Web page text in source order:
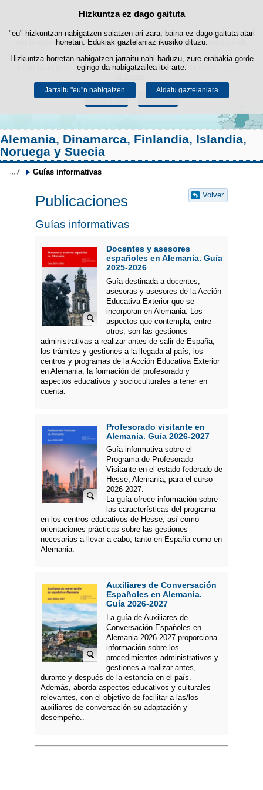
Cookie politika
Webgune honek berezko cookie-ak erabiltzen ditu nabigazioa errazteko
eta hirugarrenen cookie-ak erabilera- eta gogobetetasun-estatistikak
Informazio gehiago lor dezakezu gure "Cookie-ak" atalean,
Onartu Ukatu
Hizkuntza ez dago gaituta
"eu" hizkuntzan nabigatzen saiatzen ari zara, baina ez dago gaituta atari
honetan. Edukiak gaztelaniaz ikusiko dituzu.
Hizkuntza horretan nabigatzen jarraitu nahi baduzu, zure erabakia gorde
egingo da nabigatzailea itxi arte.
Jarraitu "eu"n nabigatzen Aldatu gaztelaniara
Edukira salto egin
Alemania, Dinamarca, Finlandia, Islandia,
Noruega y Suecia
Guías informativas
Volver
Publicaciones
Guías informativas
Docentes y asesores
españoles en Alemania. Guía
2025-2026
Guía destinada a docentes,
asesoras y asesores de la Acción
Educativa Exterior que se
incorporan en Alemania. Los
aspectos que contempla, entre
otros, son las gestiones
administrativas a realizar antes de salir de España,
los trámites y gestiones a la llegada al país, los
centros y programas de la Acción Educativa Exterior
en Alemania, la formación del profesorado y
aspectos educativos y socioculturales a tener en
cuenta.
Profesorado visitante en
Alemania. Guía 2026-2027
Guía informativa sobre el
Programa de Profesorado
Visitante en el estado federado de
Hesse, Alemania, para el curso
2026-2027.
La guía ofrece información sobre
las características del programa
en los centros educativos de Hesse, así como
orientaciones prácticas sobre las gestiones
necesarias a llevar a cabo, tanto en España como en
Alemania.
Auxiliares de Conversación
Españoles en Alemania.
Guía 2026-2027
La guía de Auxiliares de
Conversación Españoles en
Alemania 2026-2027 proporciona
información sobre los
procedimientos administrativos y
gestiones a realizar antes,
durante y después de la estancia en el país.
Además, aborda aspectos educativos y culturales
relevantes, con el objetivo de facilitar a las/los
auxiliares de conversación su adaptación y
desempeño..